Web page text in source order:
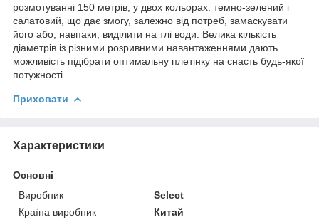
розмотуванні 150 метрів, у двох кольорах: темно-зелений і
салатовий, що дає змогу, залежно від потреб, замаскувати
його або, навпаки, виділити на тлі води. Велика кількість
діаметрів із різними розривними навантаженнями дають
можливість підібрати оптимальну плетінку на снасть будь-якої
потужності.
Приховати
Характеристики
Основні
Виробник
Select
Країна виробник
Китай